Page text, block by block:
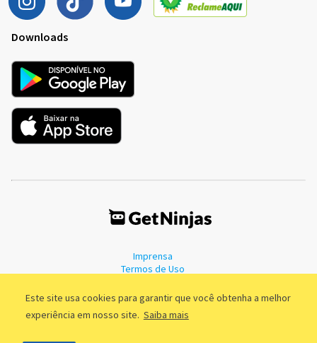
Este site usa cookies para garantir que você obtenha a melhor
experiência em nosso site. Saiba mais
Downloads
Imprensa
Termos de Uso
©2011 - 2026, GetNinjas LTDA. CNPJ 55.744.877/0001-89 - Rua Dr.